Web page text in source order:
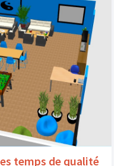
temps de qualité